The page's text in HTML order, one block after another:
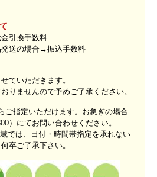
引換手数料
発送の場合→振込手数料
ていただきます。
りませんので予めご了承ください。
ご指定いただけます。お急ぎの場合
）にてお問い合わせください。
では、日付・時間帯指定を承れない
卒ご了承下さい。